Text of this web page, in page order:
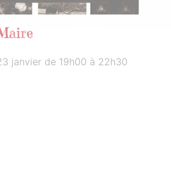
janvier de 19h00 à 22h30